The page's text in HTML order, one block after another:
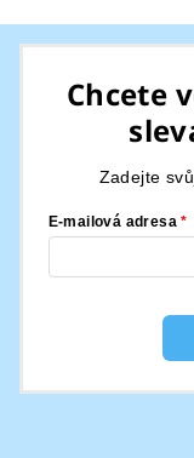
Chcete
Zadejte
E-mailová adresa